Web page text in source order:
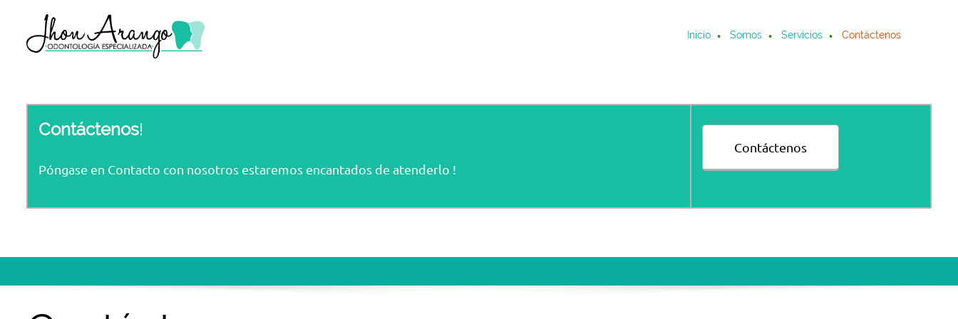
Inicio Somos Servicios Contáctenos
Contáctenos!
Póngase en Contacto con nosotros estaremos encantados de atenderlo !
Contáctenos